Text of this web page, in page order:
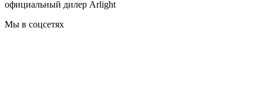
официальный дилер Arlight
Мы в соцсетях